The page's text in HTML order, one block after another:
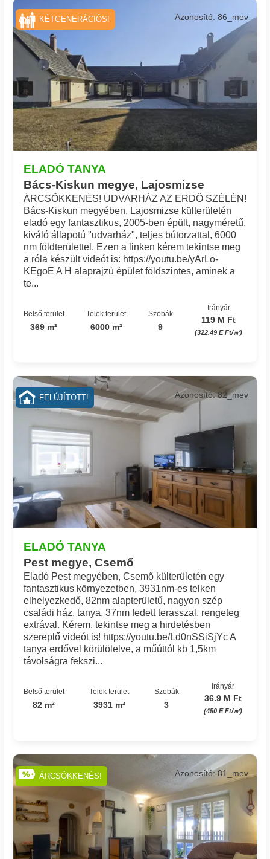
ELADÓ TANYA
Bács-Kiskun megye, Lajosmizse
Azonosító: 86_mev
ÁRCSÖKKENÉS! UDVARHÁZ AZ ERDŐ SZÉLÉN!
Bács-Kiskun megyében, Lajosmizse külterületén
eladó egy fantasztikus, 2005-ben épült, nagyméretű,
kiváló állapotú "udvarház", teljes bútorzattal, 6000
nm földterülettel. Ezen a linken kérem tekintse meg
a róla készült videót is: https://youtu.be/yArLo-
KEgoE A H alaprajzú épület földszintes, aminek a
te...
Belső terület
369 m²
Telek terület
6000 m²
Szobák
9
Irányár
119 M Ft
(322.49 E Ft/㎡)
KÉTGENERÁCIÓS!
ELADÓ TANYA
Pest megye, Csemő
Azonosító: 82_mev
Eladó Pest megyében, Csemő külterületén egy
fantasztikus környezetben, 3931nm-es telken
elhelyezkedő, 82nm alapterületű, nagyon szép
családi ház, tanya, 37nm fedett terasszal, rengeteg
extrával. Kérem, tekintse meg a hirdetésben
szereplő videót is! https://youtu.be/Ld0nSSiSjYc A
tanya erdővel körülölelve, a műúttól kb 1,5km
távolságra fekszi...
Belső terület
82 m²
Telek terület
3931 m²
Szobák
3
Irányár
36.9 M Ft
(450 E Ft/㎡)
FELÚJÍTOTT!
Azonosító: 81_mev
ÁRCSÖKKENÉS!